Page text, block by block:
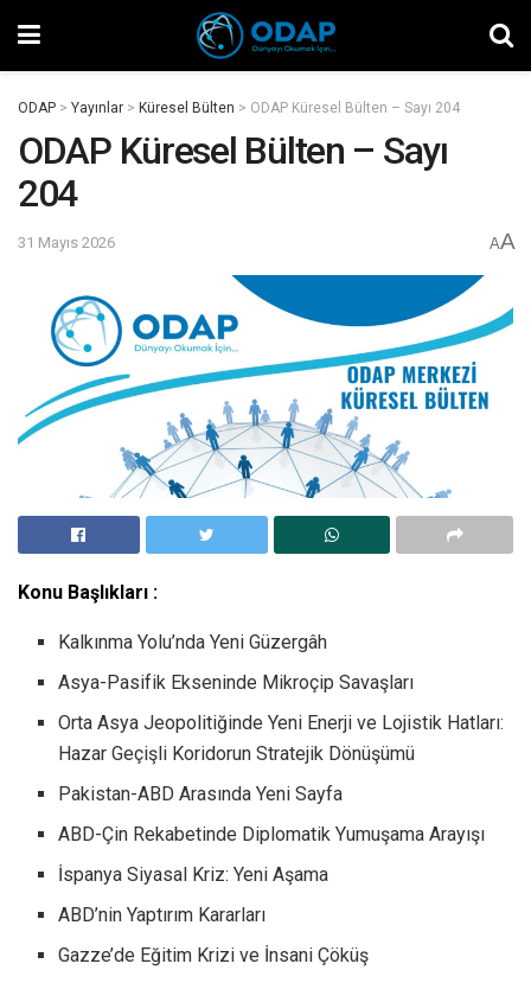
ODAP > Yayınlar > Küresel Bülten > ODAP Küresel Bülten – Sayı 204
ODAP Küresel Bülten – Sayı
204
31 Mayıs 2026 AA
Konu Başlıkları :
Kalkınma Yolu’nda Yeni Güzergâh
Asya-Pasifik Ekseninde Mikroçip Savaşları
Orta Asya Jeopolitiğinde Yeni Enerji ve Lojistik Hatları:
Hazar Geçişli Koridorun Stratejik Dönüşümü
Pakistan-ABD Arasında Yeni Sayfa
ABD-Çin Rekabetinde Diplomatik Yumuşama Arayışı
İspanya Siyasal Kriz: Yeni Aşama
ABD’nin Yaptırım Kararları
Gazze’de Eğitim Krizi ve İnsani Çöküş